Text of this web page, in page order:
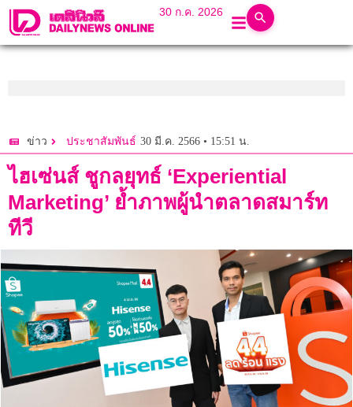
30 ก.ค. 2026
ข่าว ประชาสัมพันธ์ 30 มี.ค. 2566 • 15:51 น.
ไฮเซ่นส์ ชูกลยุทธ์ ‘Experiential
Marketing’ ย้ำภาพผู้นำตลาดสมาร์ท
ทีวี